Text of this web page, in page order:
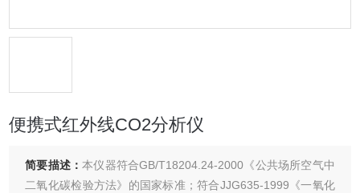
便携式红外线CO2分析仪
简要描述：本仪器符合GB/T18204.24-2000《公共场所空气中
二氧化碳检验方法》的国家标准；符合JJG635-1999《一氧化